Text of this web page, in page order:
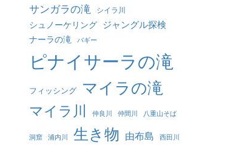
サンガラの滝
シイラ川
シュノーケリング ジャングル探検
ナーラの滝 バギー
ピナイサーラの滝
フィッシング マイラの滝
マイラ川 仲良川 仲間川 八重山そば
洞窟 浦内川 生き物 由布島 西田川